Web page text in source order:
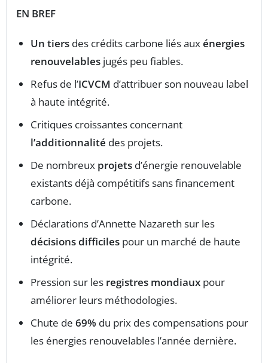
EN BREF
Un tiers des crédits carbone liés auxénergies
renouvelables jugés peu fiables.
Refus de l’ICVCM d’attribuer son nouveau label
à haute intégrité.
Critiques croissantes concernant
l’additionnalité des projets.
De nombreux projets d’énergie renouvelable
existants déjà compétitifs sans financement
carbone.
Déclarations d’Annette Nazareth sur les
décisions difficiles pour un marché de haute
intégrité.
Pression sur les registres mondiaux pour
améliorer leurs méthodologies.
Chute de 69% du prix des compensations pour
les énergies renouvelables l’année dernière.